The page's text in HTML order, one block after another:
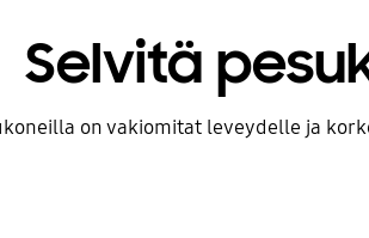
Selvitä
on vakiomitat leveydelle ja